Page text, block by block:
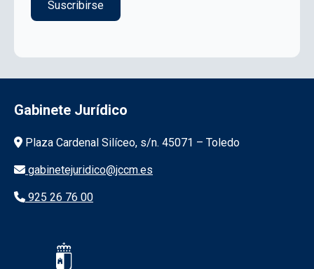
Gabinete Jurídico
Información de la institución
Plaza Cardenal Silíceo, s/n. 45071 – Toledo
gabinetejuridico@jccm.es
925 26 76 00